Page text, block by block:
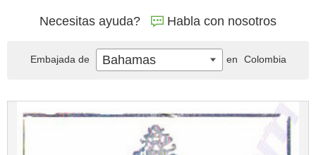
Necesitas ayuda? Habla con nosotros
Embajada de Bahamas en Colombia